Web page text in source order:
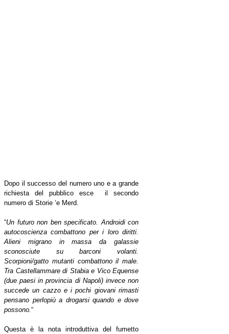
Dopo il successo del numero uno e a grande
richiesta del pubblico esce il secondo
numero di Storie ‘e Merd.
“Un futuro non ben specificato. Androidi con
autocoscienza combattono per i loro diritti.
Alieni migrano in massa da galassie
sconosciute su barconi volanti.
Scorpioni/gatto mutanti combattono il male.
Tra Castellammare di Stabia e Vico Equense
(due paesi in provincia di Napoli) invece non
succede un cazzo e i pochi giovani rimasti
pensano perlopiù a drogarsi quando e dove
possono. “
Questa è la nota introduttiva del fumetto